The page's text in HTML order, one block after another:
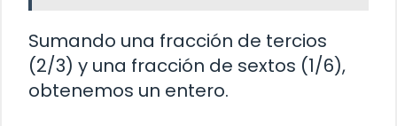
Sumando una fracción de tercios
(2/3) y una fracción de sextos (1/6),
obtenemos un entero.